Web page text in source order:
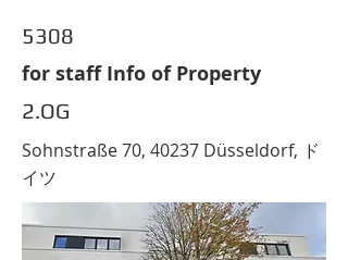
5308
for staff Info of Property
2.OG
Sohnstraße 70, 40237 Düsseldorf, ド
イツ